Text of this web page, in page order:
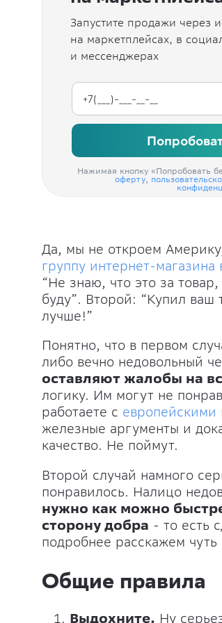
Запустите продажи через
на маркетплейсах, в
и мессенджерах
Нажимая кнопку «Попробовать
оферту,
Да, мы не откроем
группу интернет-магазина
“Не знаю, что это за
буду”. Второй: “Купил ваш
лучше!”
Понятно, что в первом
либо вечно недовольный
оставляют жалобы на
логику. Им могут не
работаете с европейскими
железные аргументы и
качество. Не поймут.
Второй случай намного
понравилось. Налицо
нужно как можно
сторону добра - то есть
подробнее расскажем
Общие правила
Выдохните. Ну